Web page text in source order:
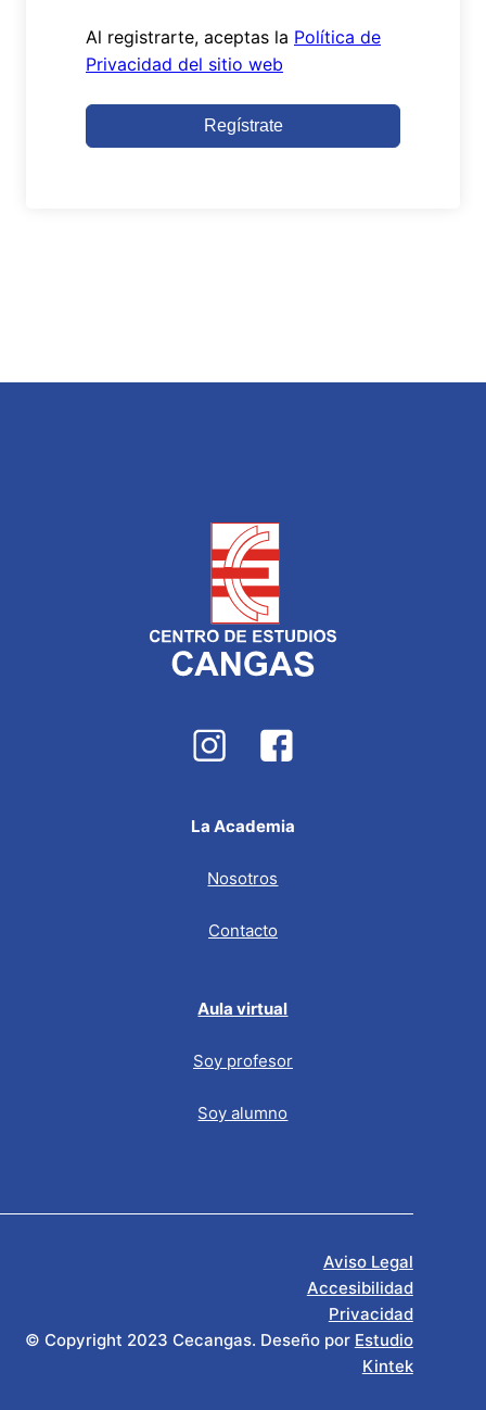
Al registrarte, aceptas la Política de
Privacidad del sitio web
Regístrate
La Academia
Nosotros
Contacto
Aula virtual
Soy profesor
Soy alumno
Aviso Legal
Accesibilidad
Privacidad
© Copyright 2023 Cecangas. Deseño por Estudio
Kintek